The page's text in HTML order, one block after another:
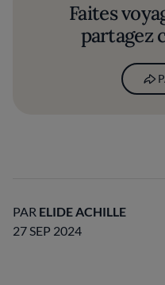
Faites
partagez
PAR ELIDE ACHILLE
27 SEP 2024